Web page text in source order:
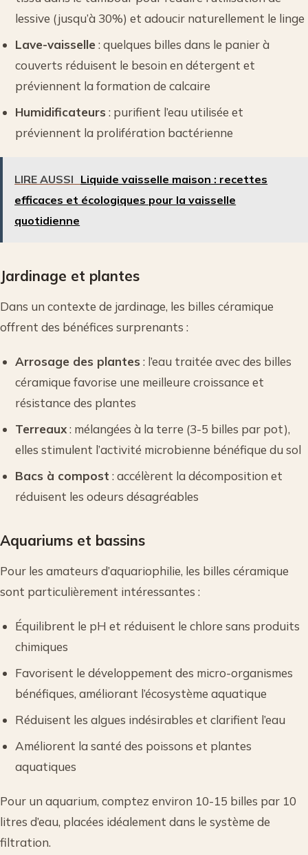
lessive (jusqu’à 30%) et adoucir naturellement le linge
Lave-vaisselle: quelques billes dans le panier à
couverts réduisent le besoin en détergent et
préviennent la formation de calcaire
Humidificateurs : purifient l’eau utilisée et
préviennent la prolifération bactérienne
LIRE AUSSI Liquide vaisselle maison : recettes
efficaces et écologiques pour la vaisselle
quotidienne
Jardinage et plantes
Dans un contexte de jardinage, les billes céramique
offrent des bénéfices surprenants :
Arrosage des plantes : l’eau traitée avec des billes
céramique favorise une meilleure croissance et
résistance des plantes
Terreaux: mélangées à la terre (3-5 billes par pot),
elles stimulent l’activité microbienne bénéfique du sol
Bacs à compost : accélèrent la décomposition et
réduisent les odeurs désagréables
Aquariums et bassins
Pour les amateurs d’aquariophilie, les billes céramique
sont particulièrement intéressantes :
Équilibrent le pH et réduisent le chlore sans produits
chimiques
Favorisent le développement des micro-organismes
bénéfiques, améliorant l’écosystème aquatique
Réduisent les algues indésirables et clarifient l’eau
Améliorent la santé des poissons et plantes
aquatiques
Pour un aquarium, comptez environ 10-15 billes par 10
litres d’eau, placées idéalement dans le système de
filtration.